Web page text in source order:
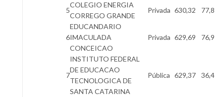
5
COLEGIO ENERGIA
CORREGO GRANDE
Privada 630,32 77,8
6
EDUCANDARIO
IMACULADA
CONCEICAO
Privada 629,69 76,9
7
INSTITUTO FEDERAL
DE EDUCACAO
TECNOLOGICA DE
SANTA CATARINA
Pública 629,37 36,4